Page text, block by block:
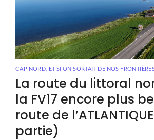
CAP NORD ET SI ON SORTAIT DE NOS
La route du littoral
la FV17 encore plus
route de
partie)